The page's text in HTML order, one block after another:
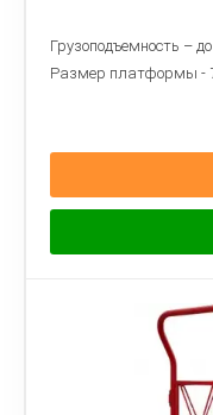
Грузоподъемность –
Размер платформы -